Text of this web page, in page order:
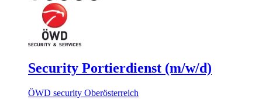
Security Portierdienst (m/w/d)
ÖWD security Oberösterreich